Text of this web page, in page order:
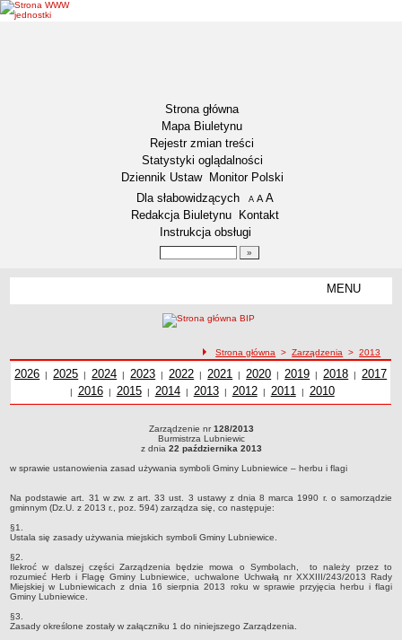
Strona główna
Mapa Biuletynu
Rejestr zmian treści
Statystyki oglądalności
Dziennik Ustaw
Monitor Polski
Menu dodatkowe
Dla słabowidzących A pomniejsz czcionkę
A standardowy rozmiar czcionki
A
Redakcja Biuletynu
Kontakt
Instrukcja obsługi
MENU
Zadania publiczne
Związki i stowarzyszenia
Współpraca zagraniczna
Strategia rozwoju Gminy
Aktualności
Drogi
Energia elektryczna
ścieżka nawigacji
Strona główna >Zarządzenia >2013
Zarządzenia z roku
2026 | Zarządzenia z roku
2025 | Zarządzenia z roku
2024 | Zarządzenia z roku
2023 | Zarządzenia z roku
2022 | Zarządzenia z roku
2021 | Zarządzenia z roku
2020 | Zarządzenia z roku
2019 |
Zarządzenia z
2018 | 2017
| Zarządzenia z roku
2016| Zarządzenia z roku
2015| Zarządzenia z roku
2014| Zarządzenia z roku
2013| Zarządzenia z roku
2012| Zarządzenia z roku
2011 |
Zarządzenia z
roku
2010
Zarządzenie nr 128/2013Burmistrza Lubniewicz dnia 22 października 2013w
sprawie ustanowienia zasad używania symboli Gminy Lubniewice – herbu i flagi
Zarządzenie nr128/2013
Burmistrza Lubniewic
z dnia 22 października 2013
w sprawie ustanowienia zasad używania symboli Gminy Lubniewice – herbu i flagi
Na podstawie art. 31 w zw. z art. 33 ust. 3 ustawy z dnia 8 marca 1990 r. o samorządzie
gminnym (Dz.U. z 2013 r., poz. 594) zarządza się, co następuje:
§1.
Ustala się zasady używania miejskich symboli Gminy Lubniewice.
§2.
Ilekroć w dalszej części Zarządzenia będzie mowa o Symbolach, to należy przez to
rozumieć Herb i Flagę Gminy Lubniewice, uchwalone Uchwałą nr XXXIII/243/2013 Rady
Miejskiej w Lubniewicach z dnia 16 sierpnia 2013 roku w sprawie przyjęcia herbu i flagi
Gminy Lubniewice.
§3.
Zasady określone zostały w załączniku 1 do niniejszego Zarządzenia.